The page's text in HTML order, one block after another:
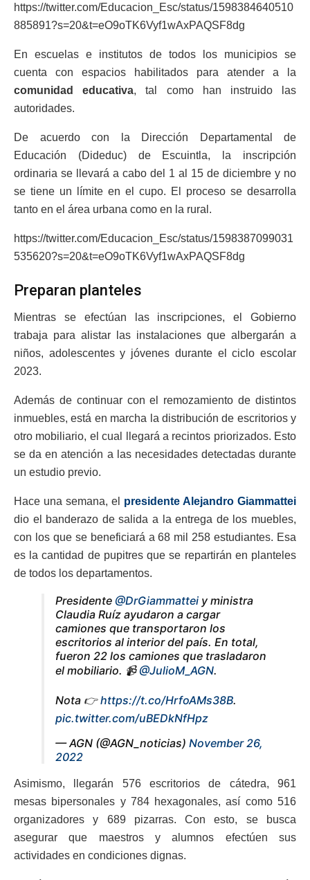
https://twitter.com/Educacion_Esc/status/1598384640510
885891?s=20&t=eO9oTK6Vyf1wAxPAQSF8dg
En escuelas e institutos de todos los municipios se
cuenta con espacios habilitados para atender a la
comunidad educativa, tal como han instruido las
autoridades.
De acuerdo con la Dirección Departamental de
Educación (Dideduc) de Escuintla, la inscripción
ordinaria se llevará a cabo del 1 al 15 de diciembre y no
se tiene un límite en el cupo. El proceso se desarrolla
tanto en el área urbana como en la rural.
https://twitter.com/Educacion_Esc/status/1598387099031
535620?s=20&t=eO9oTK6Vyf1wAxPAQSF8dg
Preparan planteles
Mientras se efectúan las inscripciones, el Gobierno
trabaja para alistar las instalaciones que albergarán a
niños, adolescentes y jóvenes durante el ciclo escolar
2023.
Además de continuar con el remozamiento de distintos
inmuebles, está en marcha la distribución de escritorios y
otro mobiliario, el cual llegará a recintos priorizados. Esto
se da en atención a las necesidades detectadas durante
un estudio previo.
Hace una semana, el presidente Alejandro Giammattei
dio el banderazo de salida a la entrega de los muebles,
con los que se beneficiará a 68 mil 258 estudiantes. Esa
es la cantidad de pupitres que se repartirán en planteles
de todos los departamentos.
Presidente @DrGiammattei y ministra
Claudia Ruíz ayudaron a cargar
camiones que transportaron los
escritorios al interior del país. En total,
fueron 22 los camiones que trasladaron
el mobiliario. 📹@JulioM_AGN.
Nota 👉https://t.co/HrfoAMs38B.
pic.twitter.com/uBEDkNfHpz
— AGN (@AGN_noticias) November 26,
2022
Asimismo, llegarán 576 escritorios de cátedra, 961
mesas bipersonales y 784 hexagonales, así como 516
organizadores y 689 pizarras. Con esto, se busca
asegurar que maestros y alumnos efectúen sus
actividades en condiciones dignas.